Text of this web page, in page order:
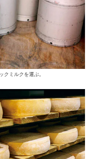
クミルクを運ぶ。